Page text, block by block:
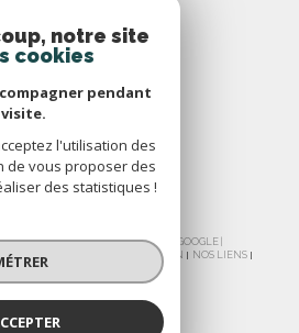
| TRADUCTION POWERED BY GOOGLE |
ADMIN
NOS LIENS
RGPD
notre site
cookies
pendant
l'utilisation des
de vous proposer des
des statistiques !